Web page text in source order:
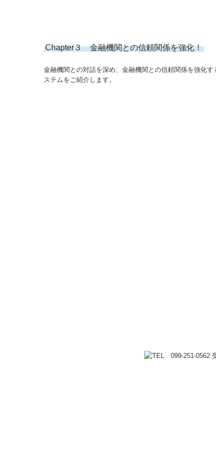
Chapter３ 金融機関との信頼関係を強化！
金融機関との対話を深め、金融機関との信頼関係を強化す
ステムをご紹介します。